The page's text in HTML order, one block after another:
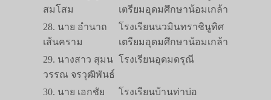
สมโสม
เตรียมอุดมศึกษาน้อมเกล้า
28. นาย อำนาถ
เส้นคราม
โรงเรียนนวมินทราชินูทิศ
เตรียมอุดมศึกษาน้อมเกล้า
29. นางสาว สุมน
วรรณ จรวุฒิพันธ์
โรงเรียนอุดมดรุณี
30. นาย เอกชัย
โรงเรียนบ้านท่าบ่อ